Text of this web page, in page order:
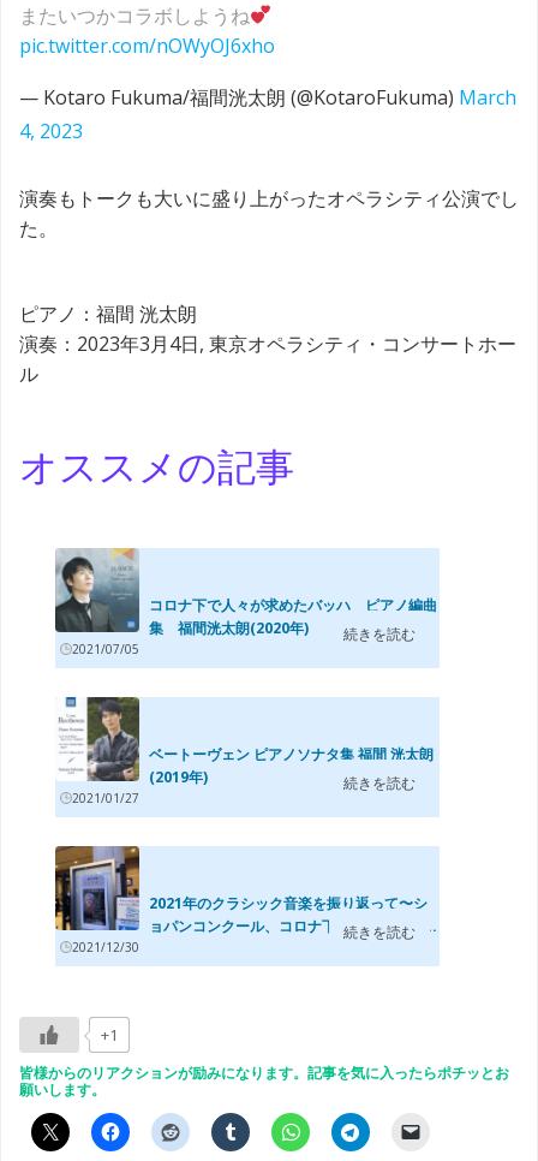
またいつかコラボしようね
pic.twitter.com/nOWyOJ6xho
— Kotaro Fukuma/福間洸太朗 (@KotaroFukuma) March
4, 2023
演奏もトークも大いに盛り上がったオペラシティ公演でし
た。
ピアノ：福間 洸太朗
演奏：2023年3月4日, 東京オペラシティ・コンサートホー
ル
オススメの記事
コロナ下で人々が求めたバッハ ピアノ編曲
集 福間洸太朗(2020年)
2021/07/05
続きを読む
ベートーヴェン ピアノソナタ集 福間 洸太朗
(2019年)
2021/01/27
続きを読む
2021年のクラシック音楽を振り返って〜シ
ョパンコンクール、コロナ下での来日公演...
2021/12/30
続きを読む
+1
皆様からのリアクションが励みになります。記事を気に入ったらポチッとお
願いします。